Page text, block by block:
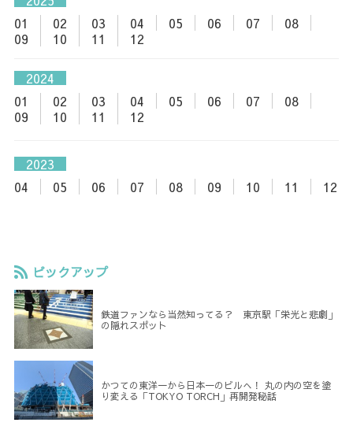
01
02 03 04 05 06 07
08
09
10 11 12
2024
01
02 03 04 05 06 07
08
09
10 11 12
2023
04
05 06 07 08 09 10 11 12
ピックアップ
鉄道ファンなら当然知ってる？ 東京駅「栄光と悲劇」
の隠れスポット
かつての東洋一から日本一のビルへ！ 丸の内の空を塗
り変える「TOKYO TORCH」再開発秘話